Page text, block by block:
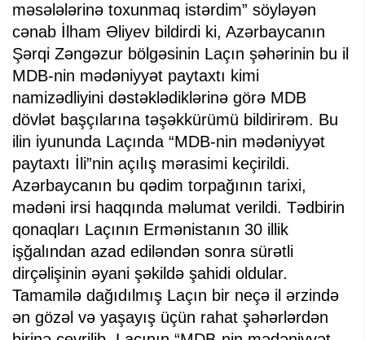
məsələlərinə toxunmaq istərdim” söyləyən
cənab İlham Əliyev bildirdi ki, Azərbaycanın
Şərqi Zəngəzur bölgəsinin Laçın şəhərinin bu il
MDB-nin mədəniyyət paytaxtı kimi
namizədliyini dəstəklədiklərinə görə MDB
dövlət başçılarına təşəkkürümü bildirirəm. Bu
ilin iyununda Laçında “MDB-nin mədəniyyət
paytaxtı İli”nin açılış mərasimi keçirildi.
Azərbaycanın bu qədim torpağının tarixi,
mədəni irsi haqqında məlumat verildi. Tədbirin
qonaqları Laçının Ermənistanın 30 illik
işğalından azad ediləndən sonra sürətli
dirçəlişinin əyani şəkildə şahidi oldular.
Tamamilə dağıdılmış Laçın bir neçə il ərzində
ən gözəl və yaşayış üçün rahat şəhərlərdən